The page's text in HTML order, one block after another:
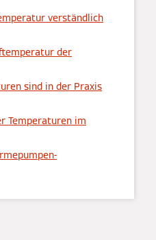
verständlich
der
sind in der Praxis
Temperaturen im